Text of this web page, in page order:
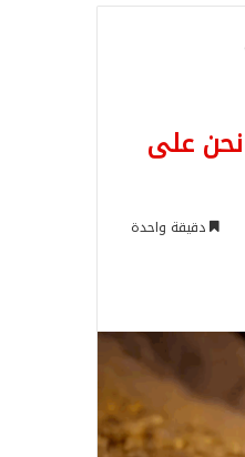
على
دقيقة واحدة